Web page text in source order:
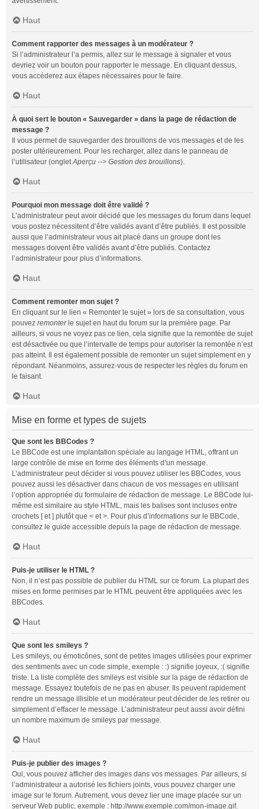
Haut
Comment rapporter des messages à un modérateur ?
Si l’administrateur l’a permis, allez sur le message à signaler et vous
devriez voir un bouton pour rapporter le message. En cliquant dessus,
vous accéderez aux étapes nécessaires pour le faire.
Haut
À quoi sert le bouton « Sauvegarder » dans la page de rédaction de
message ?
Il vous permet de sauvegarder des brouillons de vos messages et de les
poster ultérieurement. Pour les recharger, allez dans le panneau de
l’utilisateur (ongletAperçu --> Gestion des brouillons).
Haut
Pourquoi mon message doit être validé ?
L’administrateur peut avoir décidé que les messages du forum dans lequel
vous postez nécessitent d’être validés avant d’être publiés. Il est possible
aussi que l’administrateur vous ait placé dans un groupe dont les
messages doivent être validés avant d’être publiés. Contactez
l’administrateur pour plus d’informations.
Haut
Comment remonter mon sujet ?
En cliquant sur le lien « Remonter le sujet » lors de sa consultation, vous
pouvez remonterle sujet en haut du forum sur la première page. Par
ailleurs, si vous ne voyez pas ce lien, cela signifie que la remontée de sujet
est désactivée ou que l’intervalle de temps pour autoriser la remontée n’est
pas atteint. Il est également possible de remonter un sujet simplement en y
répondant. Néanmoins, assurez-vous de respecter les règles du forum en
le faisant.
Haut
Mise en forme et types de sujets
Que sont les BBCodes ?
Le BBCode est une implantation spéciale au langage HTML, offrant un
large contrôle de mise en forme des éléments d’un message.
L’administrateur peut décider si vous pouvez utiliser les BBCodes, vous
pouvez aussi les désactiver dans chacun de vos messages en utilisant
l’option appropriée du formulaire de rédaction de message. Le BBCode lui-
même est similaire au style HTML, mais les balises sont incluses entre
crochets [ et ] plutôt que < et >. Pour plus d’informations sur le BBCode,
consultez le guide accessible depuis la page de rédaction de message.
Haut
Puis-je utiliser le HTML ?
Non, il n’est pas possible de publier du HTML sur ce forum. La plupart des
mises en forme permises par le HTML peuvent être appliquées avec les
BBCodes.
Haut
Que sont les smileys ?
Les smileys, ou émoticônes, sont de petites images utilisées pour exprimer
des sentiments avec un code simple, exemple : :) signifie joyeux, :( signifie
triste. La liste complète des smileys est visible sur la page de rédaction de
message. Essayez toutefois de ne pas en abuser. Ils peuvent rapidement
rendre un message illisible et un modérateur peut décider de les retirer ou
simplement d’effacer le message. L’administrateur peut aussi avoir défini
un nombre maximum de smileys par message.
Haut
Puis-je publier des images ?
Oui, vous pouvez afficher des images dans vos messages. Par ailleurs, si
l’administrateur a autorisé les fichiers joints, vous pouvez charger une
image sur le forum. Autrement, vous devez lier une image placée sur un
serveur Web public, exemple : http://www.exemple.com/mon-image.gif.